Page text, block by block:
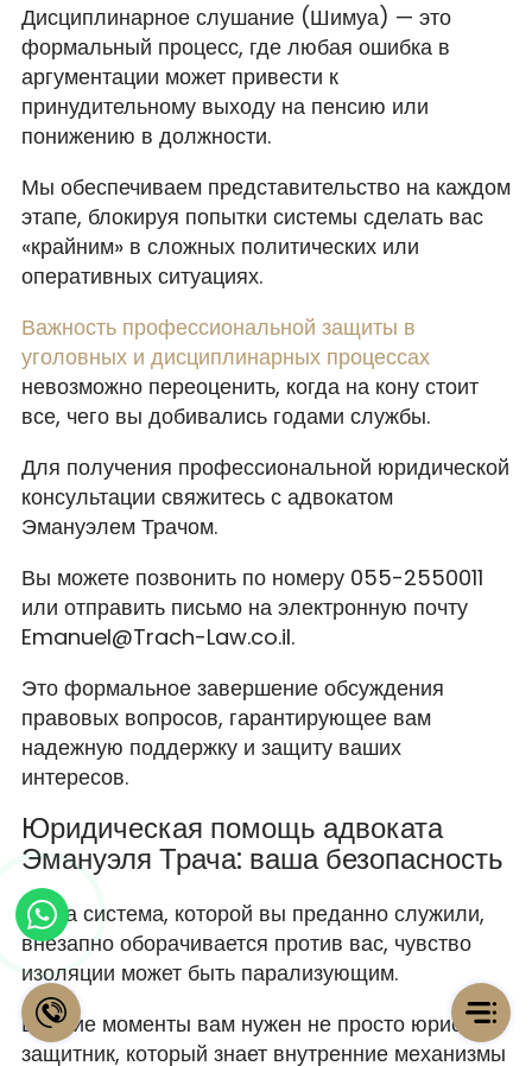
Дисциплинарное слушание (Шимуа) — это
формальный процесс, где любая ошибка в
аргументации может привести к
принудительному выходу на пенсию или
понижению в должности.
Мы обеспечиваем представительство на каждом
этапе, блокируя попытки системы сделать вас
«крайним» в сложных политических или
оперативных ситуациях.
Важность профессиональной защиты в
уголовных и дисциплинарных процессах
невозможно переоценить, когда на кону стоит
все, чего вы добивались годами службы.
Для получения профессиональной юридической
консультации свяжитесь с адвокатом
Эмануэлем Трачом.
Вы можете позвонить по номеру 055-2550011
или отправить письмо на электронную почту
Emanuel@Trach-Law.co.il.
Это формальное завершение обсуждения
правовых вопросов, гарантирующее вам
надежную поддержку и защиту ваших
интересов.
Юридическая помощь адвоката
Эмануэля Трача: ваша безопасность
Когда система, которой вы преданно служили,
внезапно оборачивается против вас, чувство
изоляции может быть парализующим.
В такие моменты вам нужен не просто юрист, а
защитник, который знает внутренние механизмы